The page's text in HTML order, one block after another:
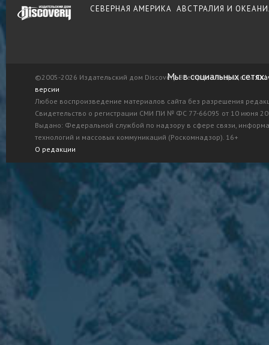
СЕВЕРНАЯ АМЕРИКА АВСТРАЛИЯ И
©2005-2026 Издательский дом Discovery. Все права защищены.
версии
Любое воспроизведение материалов сайта без разрешения
Свидетельство о регистрации СМИ ПИ № ФС 77-66095 от 10 июня
Выдано: Федеральной службой по надзору в сфере связи,
технологий и массовых коммуникаций (Роскомнадзор). 16+
О редакции
Мы в социальных сетях: